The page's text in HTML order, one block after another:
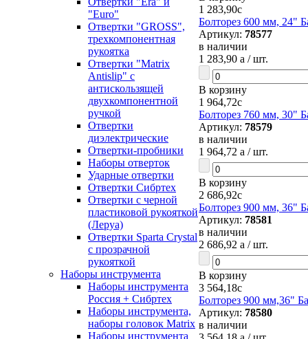
"Euro"
Отвертки "GROSS",
трехкомпонентная
рукоятка
Отвертки "Matrix
Antislip" с
антискользящей
двухкомпонентной
ручкой
Отвертки
диэлектрические
Отвертки-пробники
Наборы отверток
Ударные отвертки
Отвертки Сибртех
Отвертки с черной
пластиковой рукояткой
(Леруа)
Отвертки Sparta Сrystal
c прозрачной
рукояткой
Наборы инструмента
Наборы инструмента
Россия + Сибртех
Наборы инструмента,
наборы головок Matrix
Наборы инструмента
1 283,90c
Болторез 600 мм, 24"
Артикул: 78577
в наличии
1 283,90 a / шт.
В корзину
1 964,72c
Болторез 760 мм, 30"
Артикул: 78579
в наличии
1 964,72 a / шт.
В корзину
2 686,92c
Болторез 900 мм, 36"
Артикул: 78581
в наличии
2 686,92 a / шт.
В корзину
3 564,18c
Болторез 900 мм,36"
Артикул: 78580
в наличии